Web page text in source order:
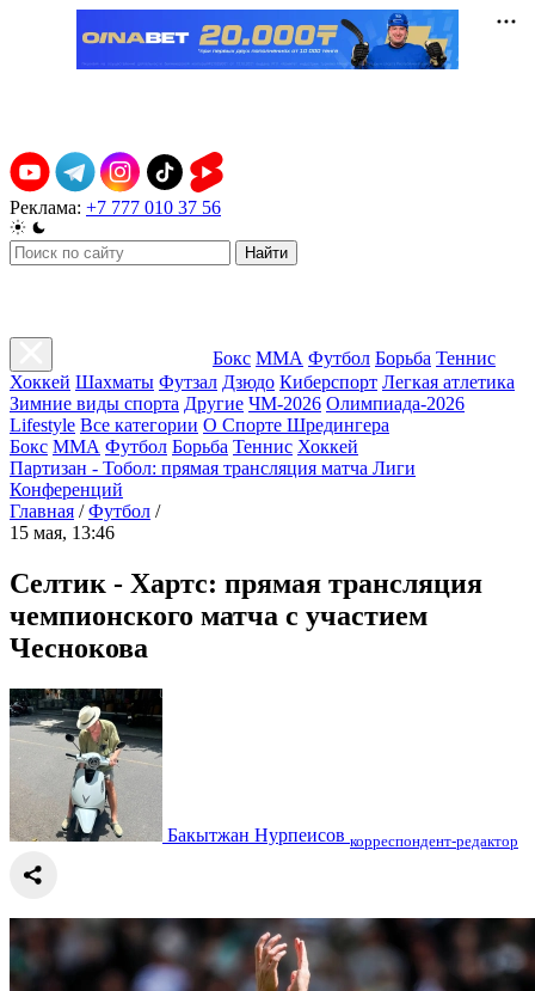
Реклама: +7 777 010 37 56
Найти
Бокс ММА Футбол Борьба Теннис
Хоккей Шахматы Футзал Дзюдо Киберспорт Легкая атлетика
Зимние виды спорта Другие ЧМ-2026 Олимпиада-2026
Lifestyle Все категории О Спорте Шредингера
Бокс ММА Футбол Борьба Теннис Хоккей
Партизан - Тобол: прямая трансляция матча Лиги
Конференций
Главная / Футбол /
15 мая, 13:46
Селтик - Хартс: прямая трансляция
чемпионского матча с участием
Чеснокова
Бакытжан Нурпеисов корреспондент-редактор